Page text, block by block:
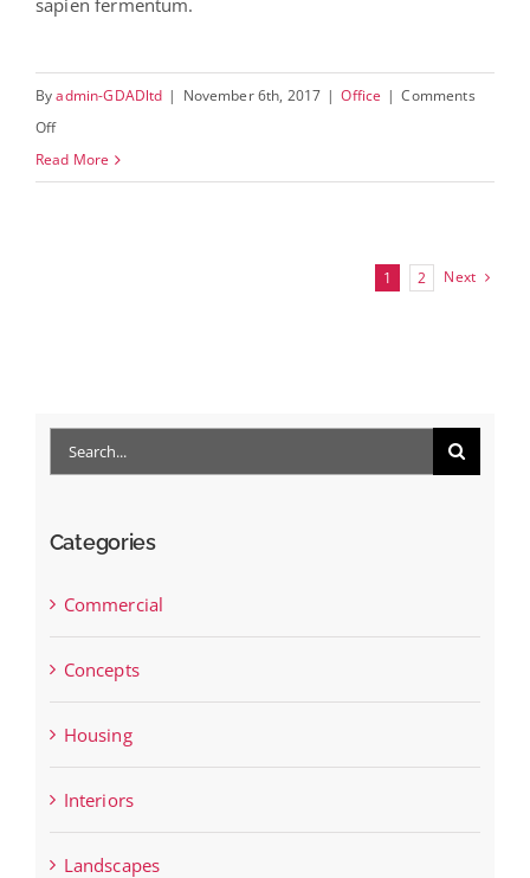
sapien fermentum.
Byadmin-GDADltd | November 6th, 2017 | Office | Comments
Offon
Adorable
Read More
1 2 Next
Search
Categories
Commercial
Concepts
Housing
Interiors
Landscapes